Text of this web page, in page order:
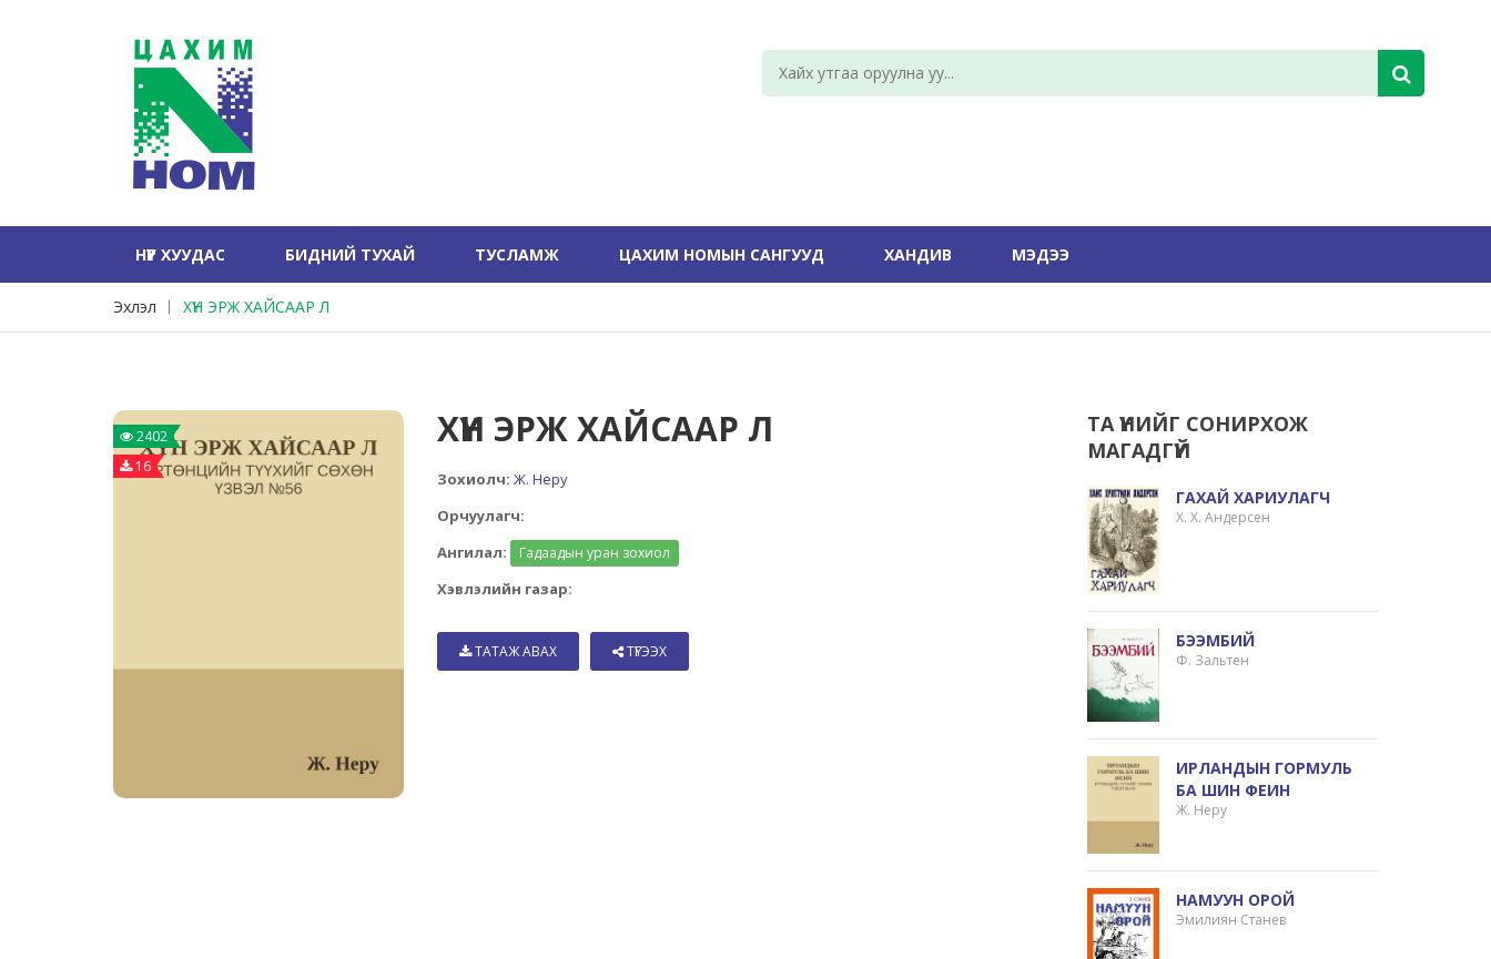
НҮҮР ХУУДАС БИДНИЙ ТУХАЙ ТУСЛАМЖ ЦАХИМ НОМЫН САНГУУД ХАНДИВ МЭДЭЭ
Эхлэл ХҮН ЭРЖ ХАЙСААР Л
2402
16
ХҮН ЭРЖ ХАЙСААР Л
Зохиолч: Ж. Неру
Орчуулагч:
Ангилал:
Гадаадын уран зохиол
Хэвлэлийн газар:
ТАТАЖ АВАХ ТҮГЭЭХ
ТА ҮҮНИЙГ СОНИРХОЖ
МАГАДГҮЙ
ГАХАЙ ХАРИУЛАГЧ
Х. Х. Андерсен
БЭЭМБИЙ
Ф. Зальтен
ИРЛАНДЫН ГОРМУЛЬ
БА ШИН ФЕИН
Ж. Неру
НАМУУН ОРОЙ
Эмилиян Станев